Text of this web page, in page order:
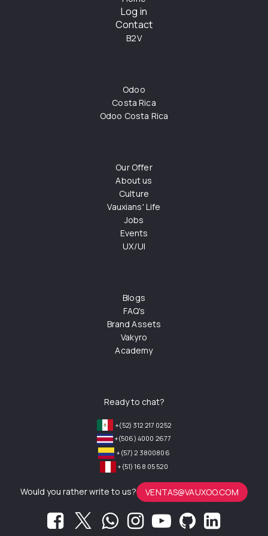
Log in
Contact
B2V
Odoo
Costa Rica
Odoo Costa Rica
Our Offer
About us
Culture
Vauxians' Life
Jobs
Events
UX/UI
Blogs
FAQ's
Brand Assets
Vakyro
Academy
Ready to chat?
+(52) 312 217 0252
+(506) 4000 2677
+(57) 2 3800806
+(51) 168 05 520
Would you rather write to us? VENTAS@VAUXOO.COM